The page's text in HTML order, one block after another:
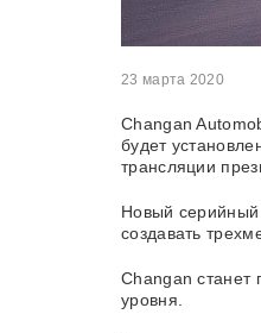
23 марта 2020
Changan
будет
трансляции
Новый серийный
создавать
Changan станет
уровня.